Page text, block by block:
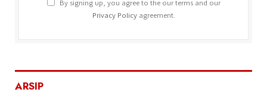
By signing up, you agree to the our terms and our
Privacy Policyagreement.
ARSIP